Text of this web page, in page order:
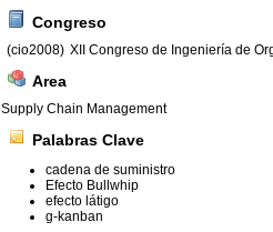
Congreso
(cio2008) XII Congreso de Ingeniería de
Area
Supply Chain Management
Palabras Clave
cadena de suministro
Efecto Bullwhip
efecto látigo
g-kanban